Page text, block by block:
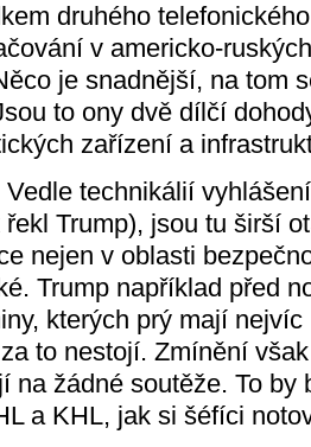
druhého
v americko-
je snadnější, na tom
to ony dvě dílčí
zařízení a
technikálií
řekl Trump), jsou tu širší
nejen v oblasti
Trump například před
kterých prý mají
to nestojí. Zmínění
na žádné soutěže. To by
a KHL, jak si šéfíci